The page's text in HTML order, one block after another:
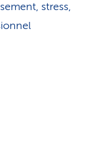
stress,